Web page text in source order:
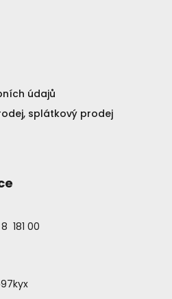
údajů
splátkový prodej
181 00